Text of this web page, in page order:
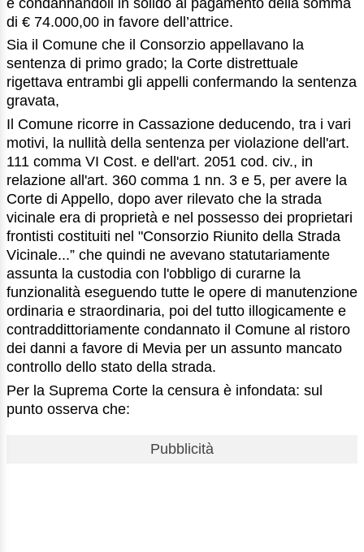
di € 74.000,00 in favore dell’attrice.
Sia il Comune che il Consorzio appellavano la
sentenza di primo grado; la Corte distrettuale
rigettava entrambi gli appelli confermando la sentenza
gravata,
Il Comune ricorre in Cassazione deducendo, tra i vari
motivi, la nullità della sentenza per violazione dell'art.
111 comma VI Cost. e dell'art. 2051 cod. civ., in
relazione all'art. 360 comma 1 nn. 3 e 5, per avere la
Corte di Appello, dopo aver rilevato che la strada
vicinale era di proprietà e nel possesso dei proprietari
frontisti costituiti nel "Consorzio Riunito della Strada
Vicinale...” che quindi ne avevano statutariamente
assunta la custodia con l'obbligo di curarne la
funzionalità eseguendo tutte le opere di manutenzione
ordinaria e straordinaria, poi del tutto illogicamente e
contraddittoriamente condannato il Comune al ristoro
dei danni a favore di Mevia per un assunto mancato
controllo dello stato della strada.
Per la Suprema Corte la censura è infondata: sul
punto osserva che:
Pubblicità